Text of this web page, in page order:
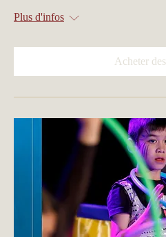
Plus d'infos
Acheter